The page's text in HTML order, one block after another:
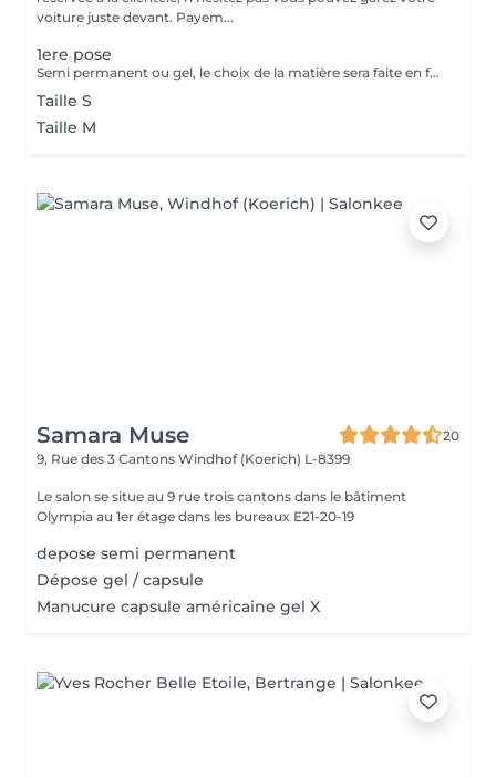
voiture juste devant. Payem...
1ere pose
Semi permanent ou gel, le choix de la matière sera faite en fonction de la nature de vos ongles après diagnostic.
Taille S
Taille M
Samara Muse
20
9, Rue des 3 Cantons Windhof (Koerich) L-8399
Le salon se situe au 9 rue trois cantons dans le bâtiment
Olympia au 1er étage dans les bureaux E21-20-19
depose semi permanent
Dépose gel / capsule
Manucure capsule américaine gel X